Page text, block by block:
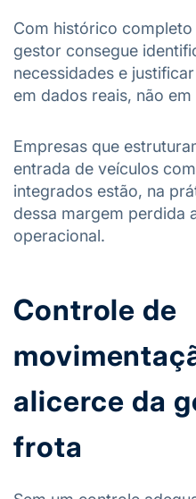
Com histórico
gestor consegue
necessidades e
em dados reais, não
Empresas que
entrada de veículos
integrados estão, na
dessa margem perdida
operacional.
Controle de
alicerce da
frota